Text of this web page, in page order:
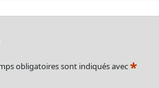
obligatoires sont indiqués avec*